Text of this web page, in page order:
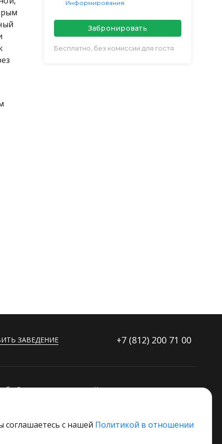
Информирования
Забронировать
Бесплатно, без комиссии для гостя
ЗАВЕДЕНИЕ +7 (812) 200 71 00
Контакты
Основной стек технологий
соглашаетесь с нашей Политикой в отношении